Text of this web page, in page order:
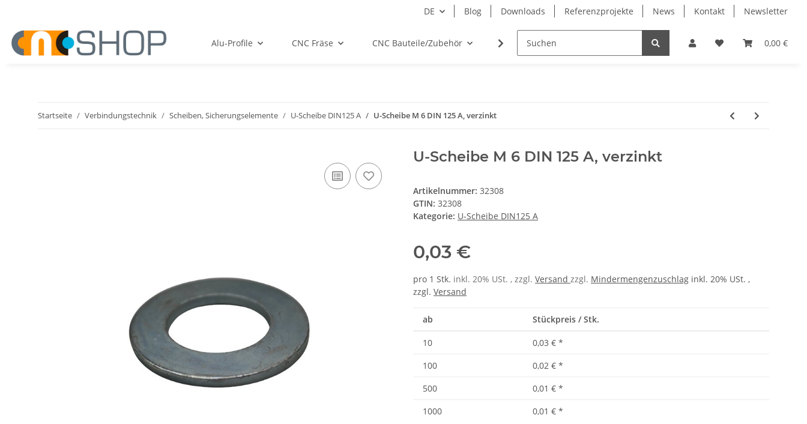
DE Blog Downloads Referenzprojekte News Kontakt Newsletter
0,00 €
Alu-Profile CNC Fräse CNC Bauteile/Zubehör Elektro Lagertechnik Lineartechnik
Startseite Verbindungstechnik Scheiben, Sicherungselemente U-Scheibe DIN125 A U-Scheibe M 6 DIN 125 A, verzinkt
U-Scheibe M 6 DIN 125 A, verzinkt
Artikelnummer: 32308
GTIN: 32308
Kategorie: U-Scheibe DIN125 A
0,03 €
pro 1 Stk. inkl. 20% USt. , zzgl. Versand zzgl. Mindermengenzuschlag inkl. 20% USt. ,
zzgl. Versand
ab Stückpreis / Stk.
10 0,03 € *
100
0,02 € *
500
0,01 € *
1000
0,01 € *